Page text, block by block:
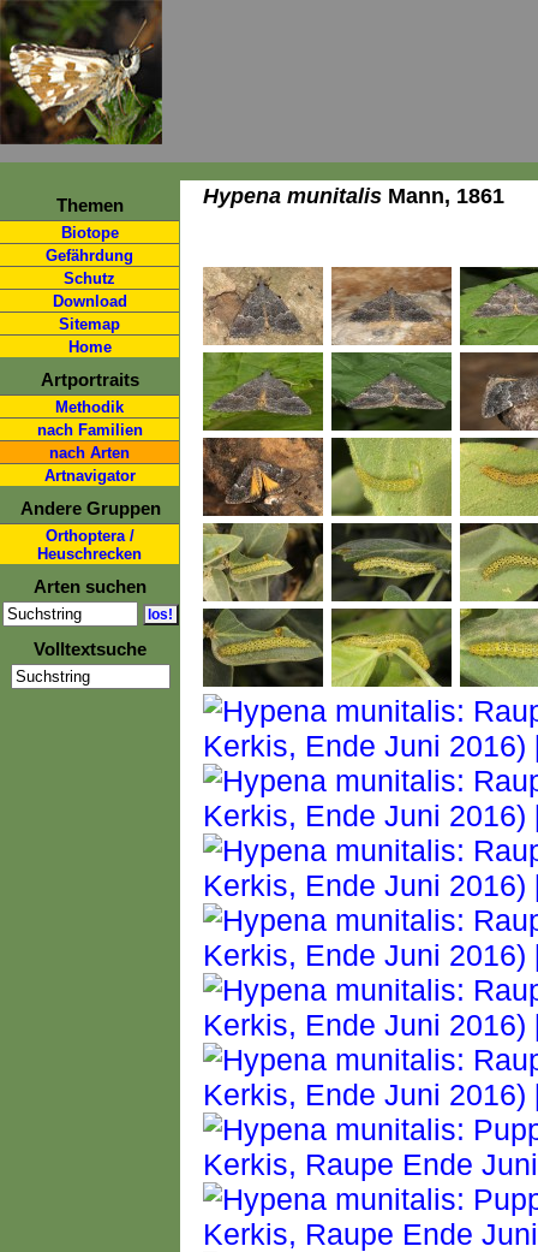
Themen
Biotope
Gefährdung
Schutz
Download
Sitemap
Home
Artportraits
Methodik
nach Familien
nach Arten
Artnavigator
Andere Gruppen
Orthoptera /
Heuschrecken
Arten suchen
Volltextsuche
Hypena munitalis Mann, 1861